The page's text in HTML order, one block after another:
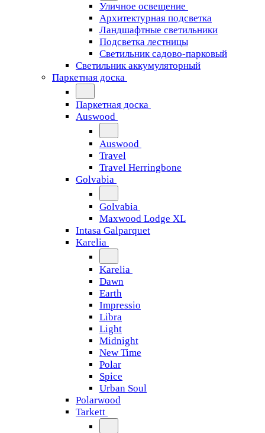
Уличное освещение
Архитектурная подсветка
Ландшафтные светильники
Подсветка лестницы
Светильник садово-парковый
Светильник аккумуляторный
Паркетная доска
Паркетная доска
Auswood
Auswood
Travel
Travel Herringbone
Golvabia
Golvabia
Maxwood Lodge XL
Intasa Galparquet
Karelia
Karelia
Dawn
Earth
Impressio
Libra
Light
Midnight
New Time
Polar
Spice
Urban Soul
Polarwood
Tarkett